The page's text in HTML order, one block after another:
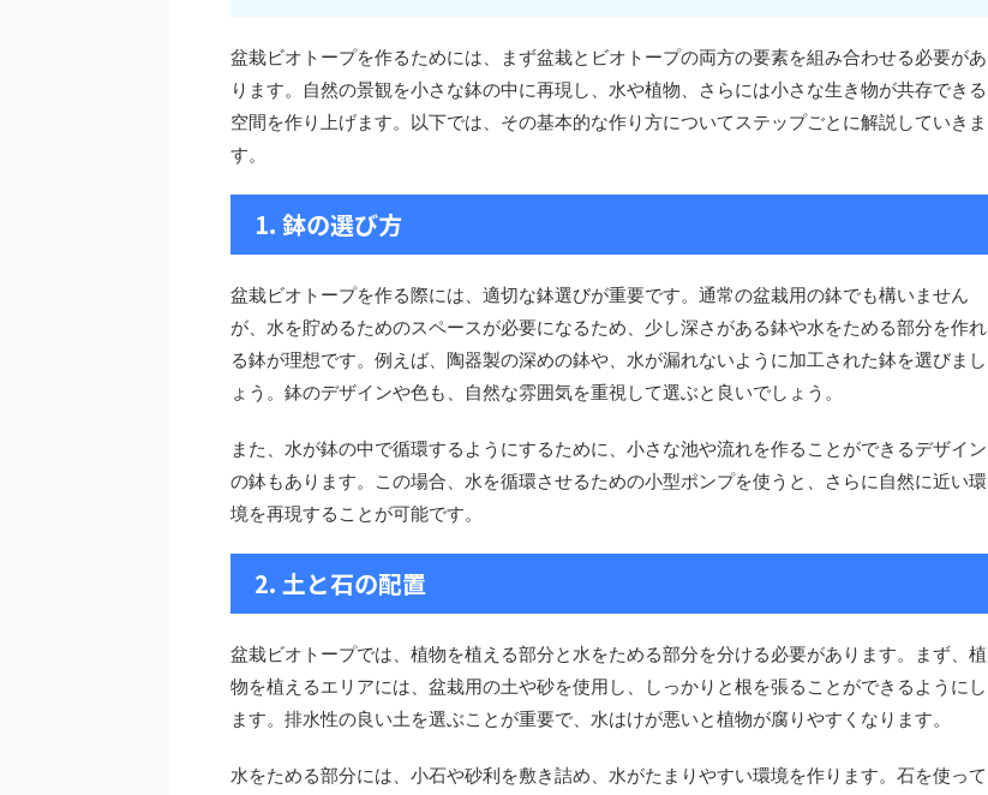
盆栽ビオトープを作るためには、まず盆栽とビオトープの両方の要素を組み合わせる必要があ
ります。自然の景観を小さな鉢の中に再現し、水や植物、さらには小さな生き物が共存できる
空間を作り上げます。以下では、その基本的な作り方についてステップごとに解説していきま
す。
1. 鉢の選び方
盆栽ビオトープを作る際には、適切な鉢選びが重要です。通常の盆栽用の鉢でも構いません
が、水を貯めるためのスペースが必要になるため、少し深さがある鉢や水をためる部分を作れ
る鉢が理想です。例えば、陶器製の深めの鉢や、水が漏れないように加工された鉢を選びまし
ょう。鉢のデザインや色も、自然な雰囲気を重視して選ぶと良いでしょう。
また、水が鉢の中で循環するようにするために、小さな池や流れを作ることができるデザイン
の鉢もあります。この場合、水を循環させるための小型ポンプを使うと、さらに自然に近い環
境を再現することが可能です。
2. 土と石の配置
盆栽ビオトープでは、植物を植える部分と水をためる部分を分ける必要があります。まず、植
物を植えるエリアには、盆栽用の土や砂を使用し、しっかりと根を張ることができるようにし
ます。排水性の良い土を選ぶことが重要で、水はけが悪いと植物が腐りやすくなります。
水をためる部分には、小石や砂利を敷き詰め、水がたまりやすい環境を作ります。石を使って